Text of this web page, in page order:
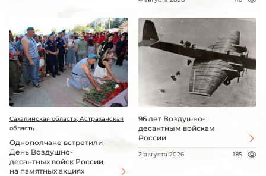
Сахалинская область, Астраханская
область
Однополчане встретили
День Воздушно-
десантных войск России
на памятных акциях
96 лет Воздушно-
десантным войскам
России
2 августа 2026 185